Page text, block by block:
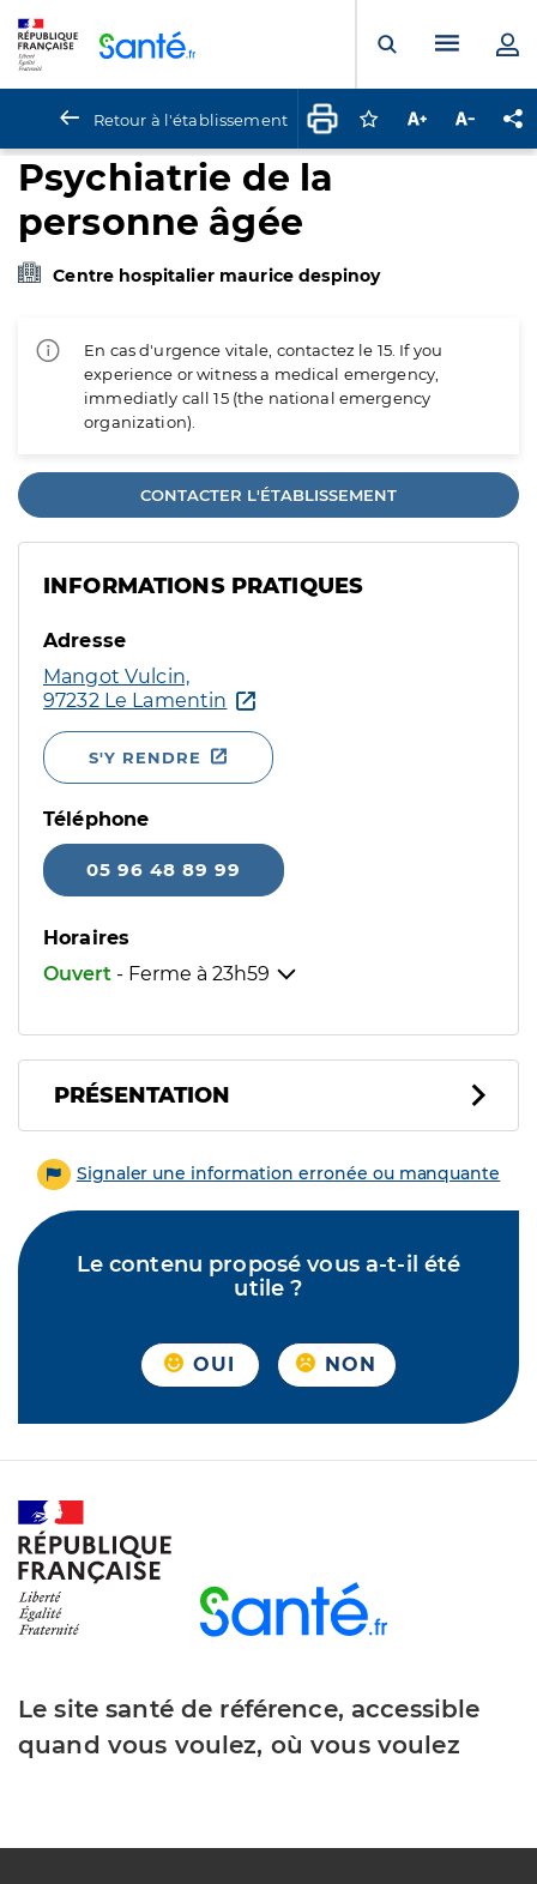
Ouvrir laMenu
Retour à l'établissement Connectez-vous
Augmenter la
Psychiatrie de la
personne âgée
Centre hospitalier maurice despinoy
En cas d'urgence vitale, contactez le 15. If you
experience or witness a medical emergency,
immediatly call 15 (the national emergency
organization).
CONTACTER L'ÉTABLISSEMENT
INFORMATIONS PRATIQUES
Adresse
Mangot Vulcin,
97232 Le Lamentin
S'Y RENDRE
Téléphone
05 96 48 89 99
Horaires
Ouvert - Ferme à 23h59
PRÉSENTATION
Signaler une information erronée ou manquante
Le contenu proposé vous a-t-il été
utile ?
OUI NON
Le site santé de référence, accessible
quand vous voulez, où vous voulez